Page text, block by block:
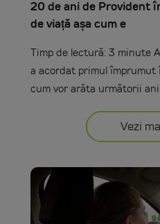
20 de ani de Provident
de viață așa cum e
Timp de lectură: 3 minute
a acordat primul împrumut
cum vor arăta următorii
Vezi